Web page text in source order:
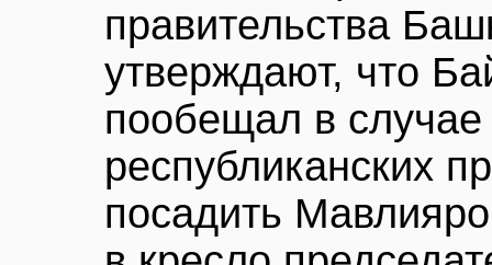
правительства
утверждают, что
пообещал в
республиканских
посадить